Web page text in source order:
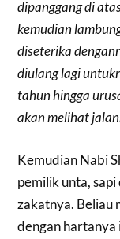
dipanggang di
kemudian
diseterika
diulang lagi
tahun hingga
akan melihat
Kemudian Nabi
pemilik unta,
zakatnya. Beliau
dengan hartanya